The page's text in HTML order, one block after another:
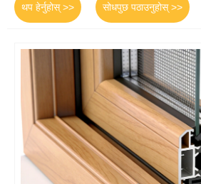
थप हेर्नुहोस् >> सोधपुछ पठाउनुहोस् >>